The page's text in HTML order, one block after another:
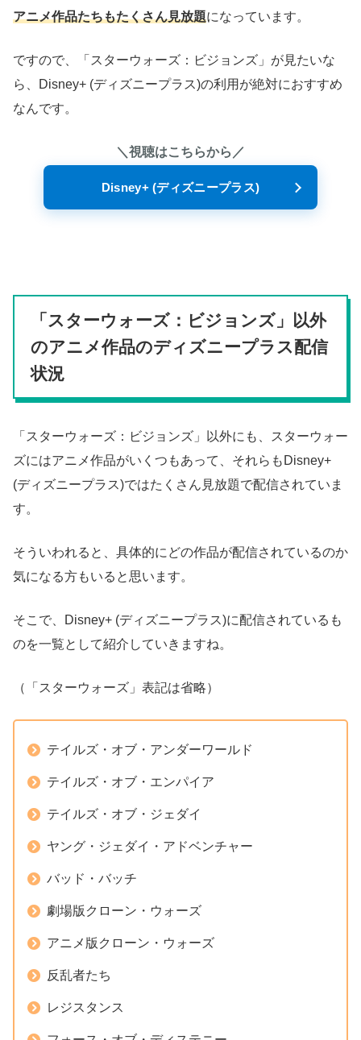
アニメ作品たちもたくさん見放題になっています。
ですので、「スターウォーズ：ビジョンズ」が見たいな
ら、Disney+ (ディズニープラス)の利用が絶対におすすめ
なんです。
＼視聴はこちらから／
Disney+ (ディズニープラス)
「スターウォーズ：ビジョンズ」以外
のアニメ作品のディズニープラス配信
状況
「スターウォーズ：ビジョンズ」以外にも、スターウォー
ズにはアニメ作品がいくつもあって、それらもDisney+
(ディズニープラス)ではたくさん見放題で配信されていま
す。
そういわれると、具体的にどの作品が配信されているのか
気になる方もいると思います。
そこで、Disney+ (ディズニープラス)に配信されているも
のを一覧として紹介していきますね。
（「スターウォーズ」表記は省略）
テイルズ・オブ・アンダーワールド
テイルズ・オブ・エンパイア
テイルズ・オブ・ジェダイ
ヤング・ジェダイ・アドベンチャー
バッド・バッチ
劇場版クローン・ウォーズ
アニメ版クローン・ウォーズ
反乱者たち
レジスタンス